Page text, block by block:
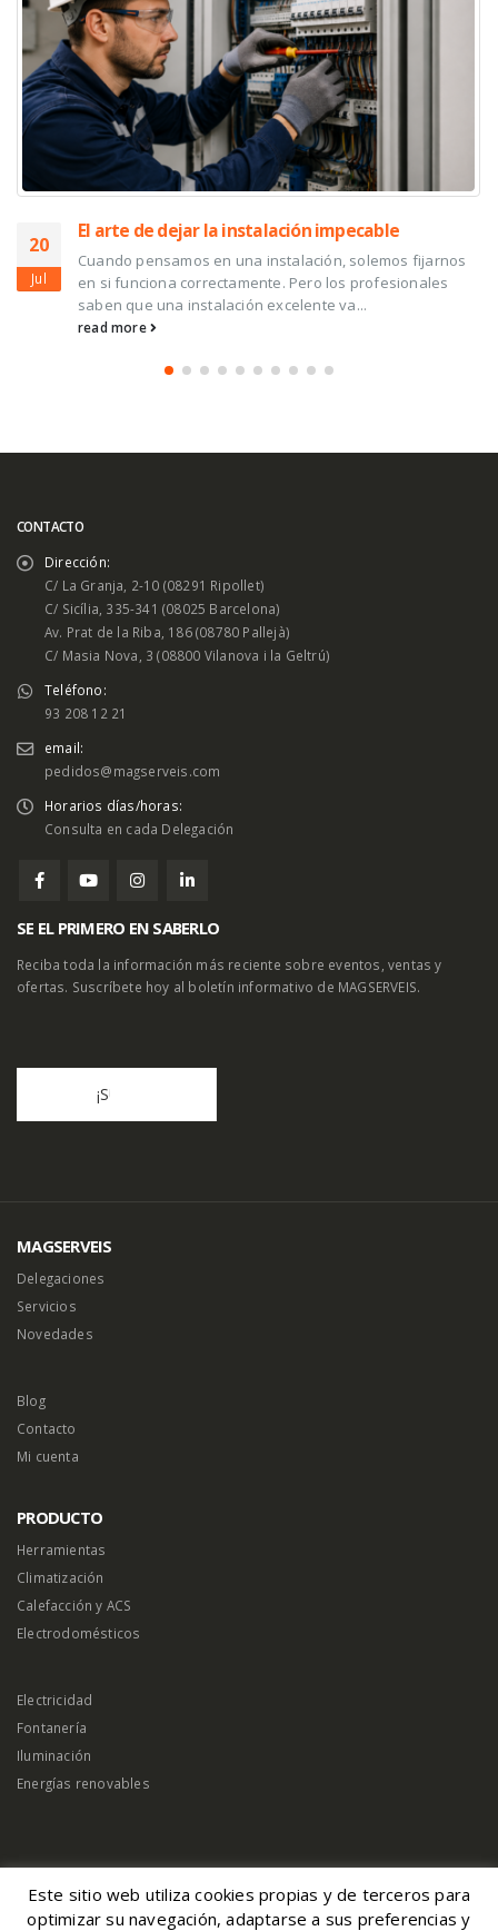
impecable
solemos fijarnos
los profesionales
va...
17
Jul
Ventilación Mecánica
para una mayor
calidad del aire interior
Cuando hablamos de
read more
CONTACTO
Dirección:
C/ La Granja, 2-10 (08291 Ripollet)
C/ Sicília, 335-341 (08025 Barcelona)
Av. Prat de la Riba, 186 (08780 Pallejà)
C/ Masia Nova, 3 (08800 Vilanova i la Geltrú)
Teléfono:
93 208 12 21
email:
pedidos@magserveis.com
Horarios días/horas:
Consulta en cada Delegación
SE EL PRIMERO EN SABERLO
Reciba toda la información más reciente sobre eventos, ventas y
ofertas. Suscríbete hoy al boletín informativo de MAGSERVEIS.
MAGSERVEIS
Delegaciones
Servicios
Novedades
Blog
Contacto
Mi cuenta
PRODUCTO
Herramientas
Climatización
Calefacción y ACS
Electrodomésticos
Electricidad
Fontanería
Iluminación
Energías renovables
© Magserveis 2026. Derechos reservados |Aviso Legal| Política de Cookies
Este sitio web utiliza cookies propias y de terceros para
optimizar su navegación, adaptarse a sus preferencias y